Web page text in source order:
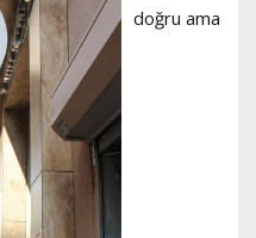
doğru ama